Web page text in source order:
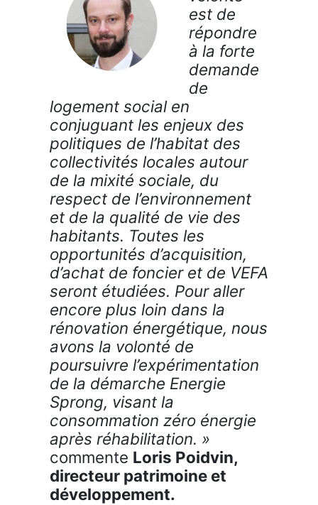
est de
répondre
à la forte
demande
de
logement social en
conjuguant les enjeux des
politiques de l’habitat des
collectivités locales autour
de la mixité sociale, du
respect de l’environnement
et de la qualité de vie des
habitants. Toutes les
opportunités d’acquisition,
d’achat de foncier et de VEFA
seront étudiées. Pour aller
encore plus loin dans la
rénovation énergétique, nous
avons la volonté de
poursuivre l’expérimentation
de la démarche Energie
Sprong, visant la
consommation zéro énergie
après réhabilitation. »
commente Loris Poidvin,
directeur patrimoine et
développement.